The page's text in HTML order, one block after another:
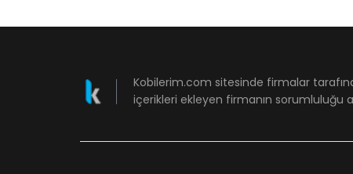
Kobilerim.com sitesinde firmalar
içerikleri ekleyen firmanın sorumluluğu